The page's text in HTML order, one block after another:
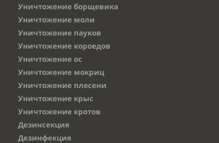
Уничтожение борщевика
Уничтожение моли
Уничтожение пауков
Уничтожение короедов
Уничтожение ос
Уничтожение мокриц
Уничтожение плесени
Уничтожение крыс
Уничтожение кротов
Дезинсекция
Дезинфекция